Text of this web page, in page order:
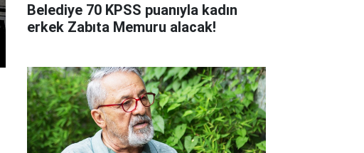
Belediye 70 KPSS puanıyla kadın
erkek Zabıta Memuru alacak!